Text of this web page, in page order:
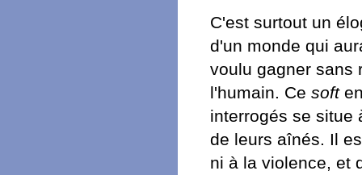
C'est surtout un
d'un monde qui
voulu gagner sans
l'humain. Ce soft
interrogés se situe
de leurs aînés. Il
ni à la violence, et